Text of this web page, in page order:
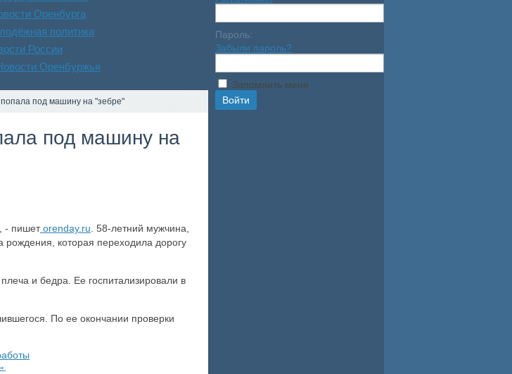
Оренбурга
политика
России
Оренбуржья
под машину на "зебре"
под машину на
- пишетorenday.ru . 58-летний мужчина,
которая переходила дорогу
и бедра. Ее госпитализировали в
По ее окончании проверки
Пароль:
Забыли пароль?
Запомнить меня